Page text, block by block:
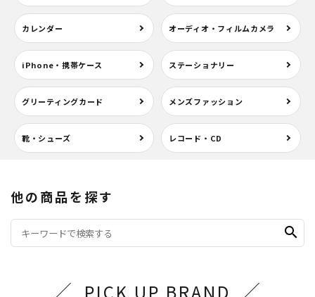
カレンダー オーディオ・フィルムカメラ
iPhone・携帯ケース ステーショナリー
グリーティングカード メンズファッション
靴・シューズ レコード・CD
他の商品を探す
search
PICK UP BRAND